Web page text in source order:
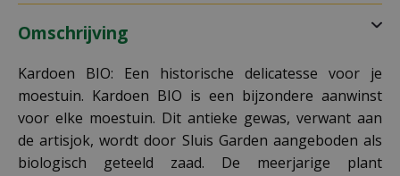
Omschrijving
Kardoen BIO: Een historische delicatesse voor je
moestuin. Kardoen BIO is een bijzondere aanwinst
voor elke moestuin. Dit antieke gewas, verwant aan
de artisjok, wordt door Sluis Garden aangeboden als
biologisch geteeld zaad. De meerjarige plant